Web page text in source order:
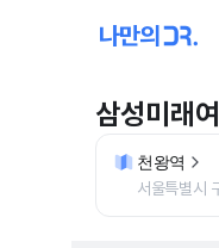
삼성미래
천왕역
서울특별시